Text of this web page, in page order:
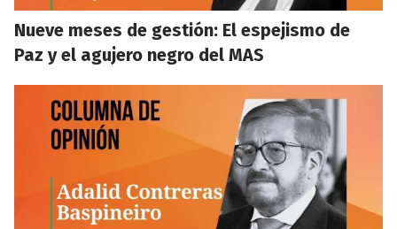
Nueve meses de gestión: El espejismo de
Paz y el agujero negro del MAS